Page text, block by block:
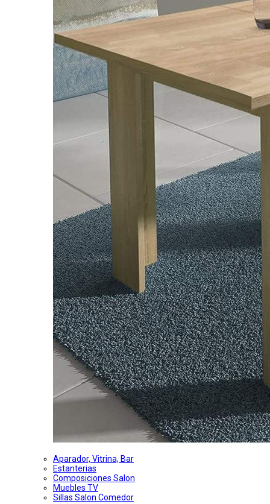
Aparador, Vitrina, Bar
Estanterias
Composiciones Salon
Muebles TV
Sillas Salon Comedor